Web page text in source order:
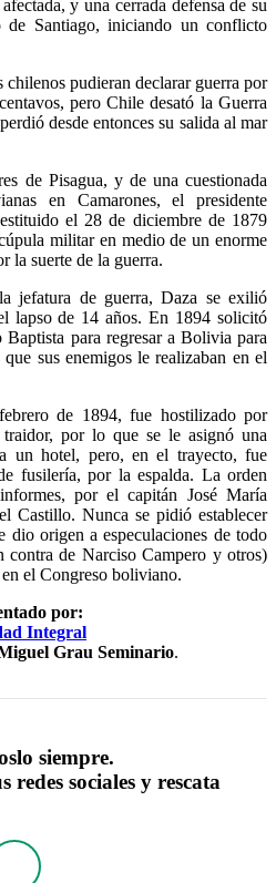
y una cerrada defensa de su
de Santiago, iniciando un conflicto
pudieran declarar guerra por
pero Chile desató la Guerra
desde entonces su salida al mar
de Pisagua, y de una cuestionada
en Camarones, el presidente
el 28 de diciembre de 1879
militar en medio de un enorme
la suerte de la guerra.
jefatura de guerra, Daza se exilió
lapso de 14 años. En 1894 solicitó
para regresar a Bolivia para
sus enemigos le realizaban en el
de 1894, fue hostilizado por
por lo que se le asignó una
un hotel, pero, en el trayecto, fue
fusilería, por la espalda. La orden
por el capitán José María
Castillo. Nunca se pidió establecer
dio origen a especulaciones de todo
contra de Narciso Campero y otros)
el Congreso boliviano.
por:
Integral
Grau Seminario.
siempre.
redes sociales y rescata